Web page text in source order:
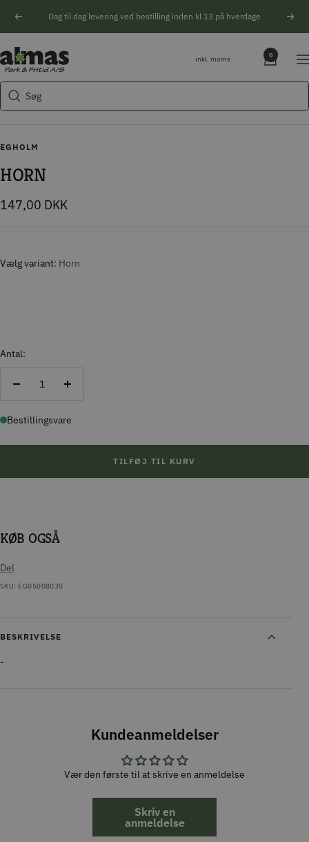
Forrige Dag til dag levering ved bestilling inden kl 13 på hverdage
Søg
Almas
Park
&
Fritid
inkl. moms 0
EGHOLM
HORN
Tilbudspris
147,00 DKK
Vælg variant Horn
Antal:
Reducer
Forøg
Bestillingsvare
TILFØJ TIL KURV
KØB OGSÅ
Del
SKU: EG05008030
BESKRIVELSE
-
Kundeanmeldelser
Vær den første til at skrive en anmeldelse
Skriv en
anmeldelse
Søgeforslag
Husqvarna motorsav
Kikkert
Blink